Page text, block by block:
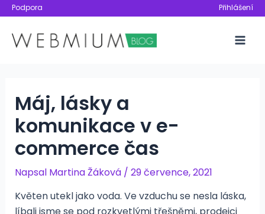
Přeskočit
obsah
Podpora Přihlášení
Máj, lásky a
komunikace v e-
commerce čas
Napsal Martina Žáková / 29 července, 2021
Květen utekl jako voda. Ve vzduchu se nesla láska,